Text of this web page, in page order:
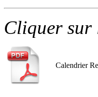
Cliquer sur
Calendrier